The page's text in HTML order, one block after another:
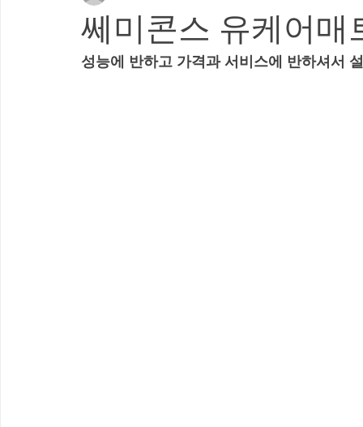
쎄미콘스 유케어매
성능에 반하고 가격과 서비스에 반하셔서